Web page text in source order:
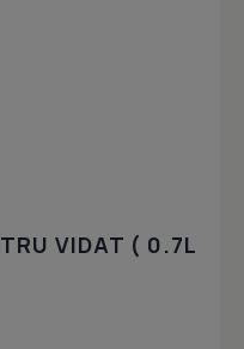
VIDAT ( 0.7L